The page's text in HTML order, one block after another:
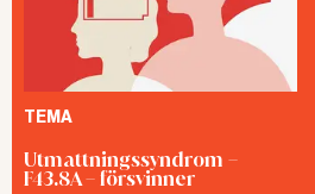
TEMA
Utmattningssyndrom –
F43.8A – försvinner